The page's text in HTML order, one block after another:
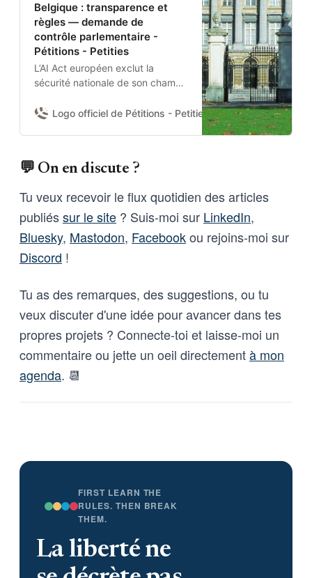
Belgique : transparence et
règles — demande de
contrôle parlementaire -
Pétitions - Petities
L’AI Act européen exclut la
sécurité nationale de son champ.
donc l’usage de l’IA par la
résolution pour :(1) obtenir du
des systèmes IA déployés et de
leurs garanties contractuelles ;
minimales ; et (3) se prononcer
sur l’usage de l’IA pour la
Logo officiel de Pétitions - Petities Damien Van
💬 On en discute ?
Tu veux recevoir le flux quotidien des articles
publiéssur le site ? Suis-moi sur LinkedIn,
Bluesky, Mastodon, Facebookou rejoins-moi sur
Discord !
Tu as des remarques, des suggestions, ou tu
veux discuter d'une idée pour avancer dans tes
propres projets ? Connecte-toi et laisse-moi un
commentaire ou jette un oeil directementà mon
agenda. 📆
FIRST LEARN THE
RULES. THEN BREAK
THEM.
La liberté ne